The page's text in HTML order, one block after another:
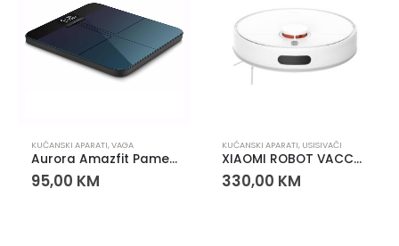
KUĆANSKI APARATI,VAGA
Aurora Amazfit Pametna Vaga
95,00 KM
KUĆANSKI APARATI, USISIVAČI
XIAOMI ROBOT VACCUM S40C
330,00 KM